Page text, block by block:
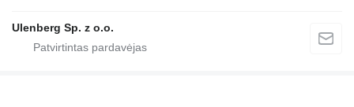
Ulenberg Sp. z o.o.